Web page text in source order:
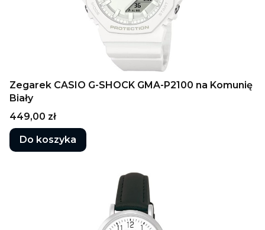
Zegarek CASIO G-SHOCK GMA-P2100 na Komunię
Biały
Cena
449,00 zł
Do koszyka